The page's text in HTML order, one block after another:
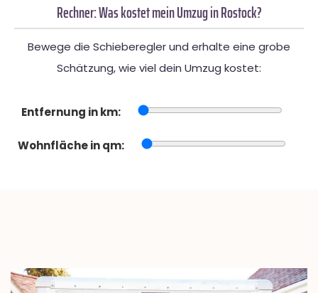
Rechner: Was kostet mein Umzug in Rostock?
Bewege die Schieberegler und erhalte eine grobe
Schätzung, wie viel dein Umzug kostet:
Entfernung in km:
Wohnfläche in qm: